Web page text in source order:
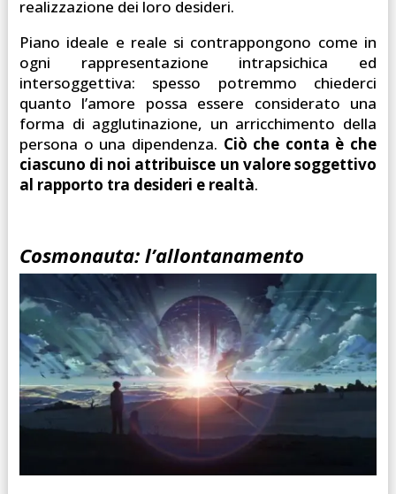
realizzazione dei loro desideri.
Piano ideale e reale si contrappongono come in
ogni rappresentazione intrapsichica ed
intersoggettiva: spesso potremmo chiederci
quanto l’amore possa essere considerato una
forma di agglutinazione, un arricchimento della
persona o una dipendenza. Ciò che conta è che
ciascuno di noi attribuisce un valore soggettivo
al rapporto tra desideri e realtà.
Cosmonauta: l’allontanamento